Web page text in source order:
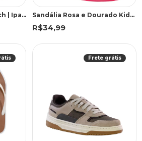
Sandália Azul Kids Stitch | Ipanema Sandália Rosa e Dourado Kids Calce Fácil | Ipanema
R$34,99
Frete grátis